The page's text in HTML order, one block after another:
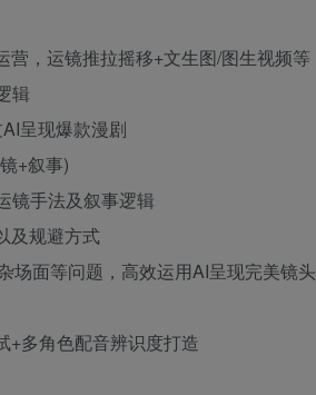
营，运镜推拉摇移+文生图/图生视频等
辑
呈现爆款漫剧
+叙事)
镜手法及叙事逻辑
及规避方式
场面等问题，高效运用AI呈现完美镜头
+多角色配音辨识度打造